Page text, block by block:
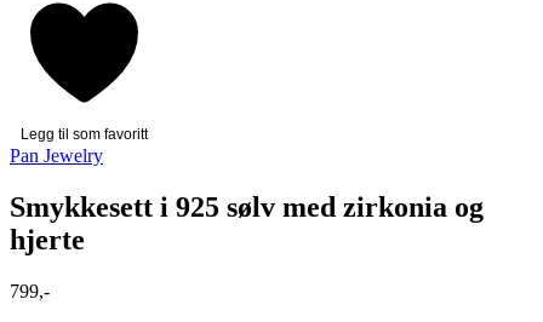
Legg til som favoritt
Pan Jewelry
Smykkesett i 925 sølv med zirkonia og
hjerte
799,-